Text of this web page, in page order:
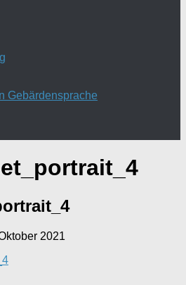
Gebärdensprache
2021